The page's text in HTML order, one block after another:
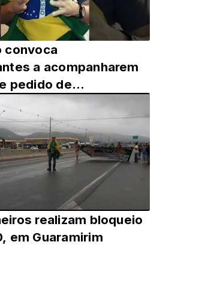
convoca
a acompanharem
pedido de
dos ministros do
realizam bloqueio
em Guaramirim